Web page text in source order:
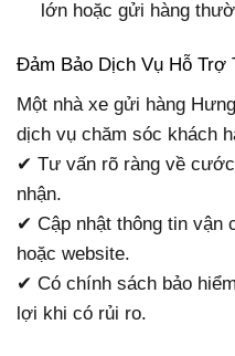
lớn hoặc gửi hàng
Đảm Bảo Dịch Vụ Hỗ Trợ
Một nhà xe gửi hàng
dịch vụ chăm sóc khách
✔ Tư vấn rõ ràng về
nhận.
✔ Cập nhật thông tin vận
hoặc website.
✔ Có chính sách bảo
lợi khi có rủi ro.